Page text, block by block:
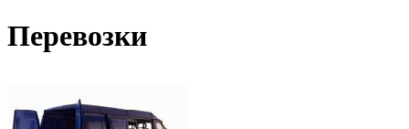
Перевозки